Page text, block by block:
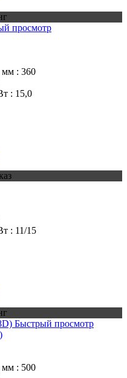
просмотр
мм : 360
: 15,0
: 11/15
Быстрый просмотр
мм : 500